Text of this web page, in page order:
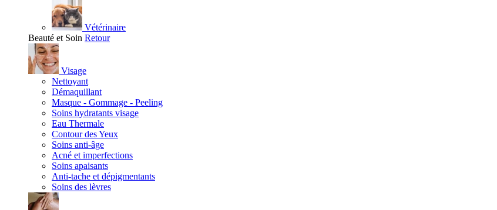
Vétérinaire
Beauté et Soin Retour
Visage
Nettoyant
Démaquillant
Masque - Gommage - Peeling
Soins hydratants visage
Eau Thermale
Contour des Yeux
Soins anti-âge
Acné et imperfections
Soins apaisants
Anti-tache et dépigmentants
Soins des lèvres